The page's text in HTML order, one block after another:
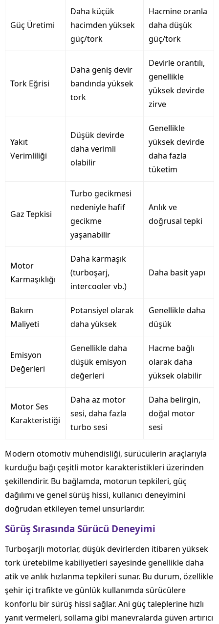
Güç Üretimi
Daha küçük
hacimden yüksek
güç/tork
Hacmine oranla
daha düşük
güç/tork
Tork Eğrisi
Daha geniş devir
bandında yüksek
tork
Devirle orantılı,
genellikle
yüksek devirde
zirve
Yakıt
Verimliliği
Düşük devirde
daha verimli
olabilir
Genellikle
yüksek devirde
daha fazla
tüketim
Gaz Tepkisi
Turbo gecikmesi
nedeniyle hafif
gecikme
yaşanabilir
Anlık ve
doğrusal tepki
Motor
Karmaşıklığı
Daha karmaşık
(turboşarj,
intercooler vb.)
Daha basit yapı
Bakım
Maliyeti
Potansiyel olarak
daha yüksek
Genellikle daha
düşük
Emisyon
Değerleri
Genellikle daha
düşük emisyon
değerleri
Hacme bağlı
olarak daha
yüksek olabilir
Motor Ses
Karakteristiği
Daha az motor
sesi, daha fazla
turbo sesi
Daha belirgin,
doğal motor
sesi
Modern otomotiv mühendisliği, sürücülerin araçlarıyla
kurduğu bağı çeşitli motor karakteristikleri üzerinden
şekillendirir. Bu bağlamda, motorun tepkileri, güç
dağılımı ve genel sürüş hissi, kullanıcı deneyimini
doğrudan etkileyen temel unsurlardır.
Sürüş Sırasında Sürücü Deneyimi
Turboşarjlı motorlar, düşük devirlerden itibaren yüksek
tork üretebilme kabiliyetleri sayesinde genellikle daha
atik ve anlık hızlanma tepkileri sunar. Bu durum, özellikle
şehir içi trafikte ve günlük kullanımda sürücülere
konforlu bir sürüş hissi sağlar. Ani güç taleplerine hızlı
yanıt vermeleri, sollama gibi manevralarda güven artırıcı